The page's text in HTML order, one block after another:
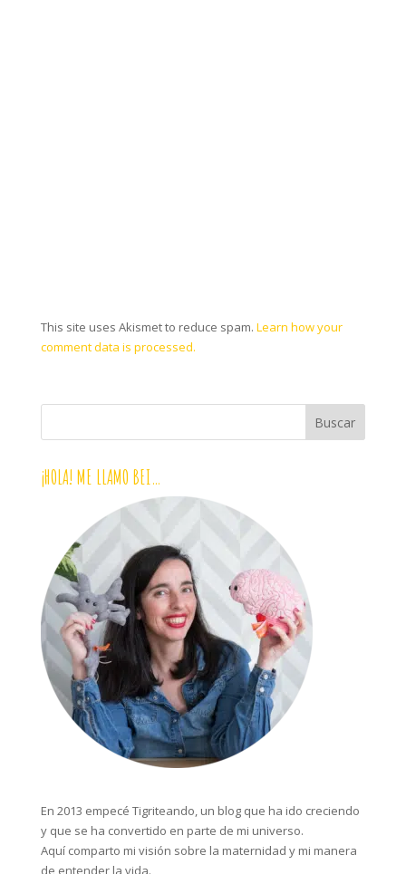
This site uses Akismet to reduce spam. Learn how your
comment data is processed.
¡HOLA! ME LLAMO BEI…
En 2013 empecé Tigriteando, un blog que ha ido creciendo
y que se ha convertido en parte de mi universo.
Aquí comparto mi visión sobre la maternidad y mi manera
de entender la vida.